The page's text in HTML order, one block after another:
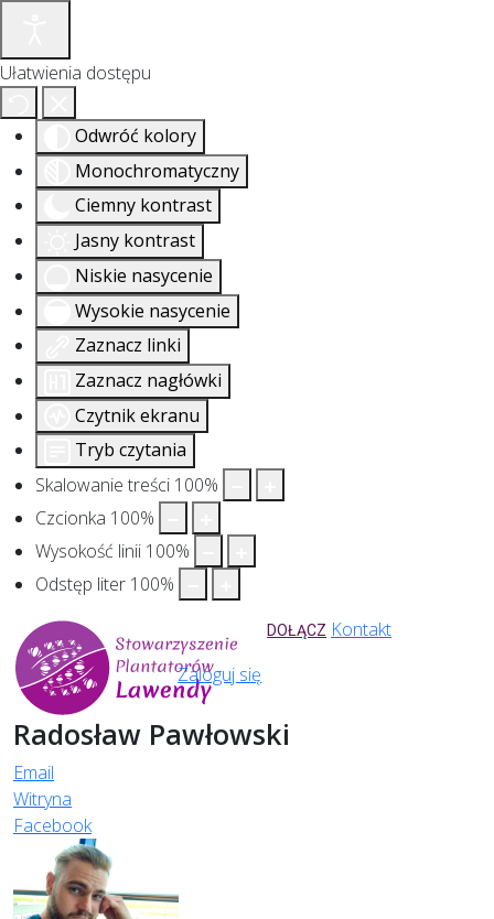
Ułatwienia dostępu
Odwróć kolory
Monochromatyczny
Ciemny kontrast
Jasny kontrast
Niskie nasycenie
Wysokie nasycenie
Zaznacz linki
Zaznacz nagłówki
Czytnik ekranu
Tryb czytania
Skalowanie treści 100%
Czcionka 100%
Wysokość linii 100%
Odstęp liter 100%
DOŁĄCZ Kontakt
Zaloguj się
Radosław Pawłowski
Email
Witryna
Facebook